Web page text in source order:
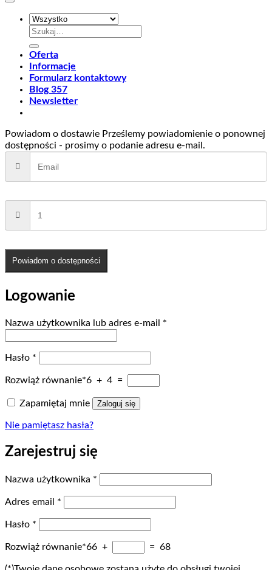
Szukaj:
Oferta
Informacje
Formularz kontaktowy
Blog 357
Newsletter
Powiadom o dostawie Prześlemy powiadomienie o ponownej
dostępności - prosimy o podanie adresu e-mail.
Powiadom o dostępności
Logowanie
Nazwa użytkownika lub adres e-mail *
Hasło *
Rozwiąż równanie*6 + 4 =
Zapamiętaj mnie Zaloguj się
Nie pamiętasz hasła?
Zarejestruj się
Nazwa użytkownika *
Adres email *
Hasło *
Rozwiąż równanie*66 + = 68